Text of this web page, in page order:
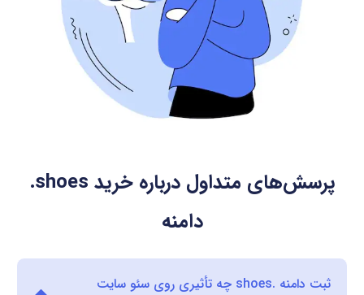
.shoes
دامنه
ثبت دامنه .shoes چه تأثیری روی سئو سایت